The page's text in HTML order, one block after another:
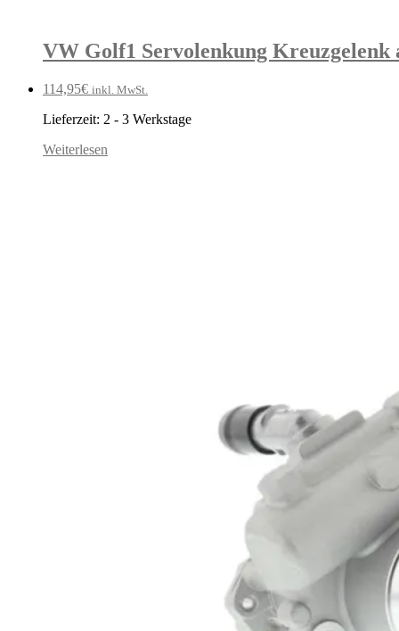
VW Golf1 Servolenkung
114,95€ inkl. MwSt.
Lieferzeit: 2 - 3 Werkstage
Weiterlesen